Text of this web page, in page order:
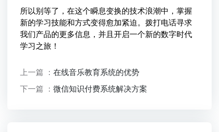
所以别等了，在这个瞬息变换的技术浪潮中，掌握
新的学习技能和方式变得愈加紧迫。拨打电话寻求
我们产品的更多信息，并且开启一个新的数字时代
学习之旅！
上一篇 ： 在线音乐教育系统的优势
下一篇 ： 微信知识付费系统解决方案